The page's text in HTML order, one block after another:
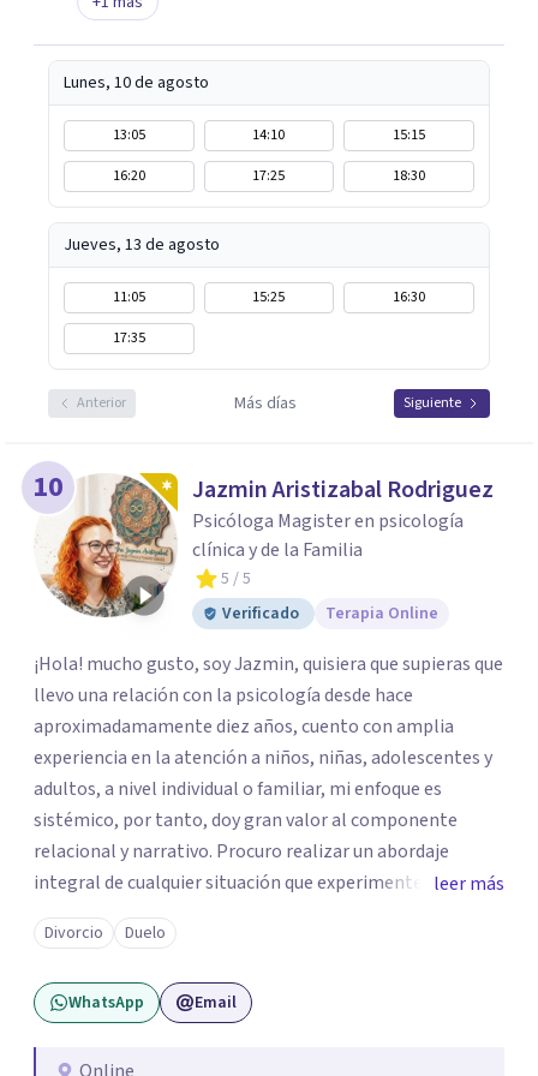
Lunes, 10 de agosto
13:05 14:10
15:15
16:20
17:25 18:30
Jueves, 13 de agosto
11:05 15:25
16:30
17:35
Anterior Más días Siguiente
10 Jazmin Aristizabal Rodriguez
Psicóloga Magister en psicología
clínica y de la Familia
5 / 5
Verificado
Terapia Online
¡Hola! mucho gusto, soy Jazmin, quisiera que supieras que
llevo una relación con la psicología desde hace
aproximadamamente diez años, cuento con amplia
experiencia en la atención a niños, niñas, adolescentes y
adultos, a nivel individual o familiar, mi enfoque es
sistémico, por tanto, doy gran valor al componente
relacional y narrativo. Procuro realizar un abordaje
integral de cualquier situación que experimenten mis
consultantes y así lograr una comprensión que favorezca
procesos de aprendizaje significativo y potencializar así
la movilización de recursos en pro de la solución y el
bienestar.
leer más
Divorcio Duelo
WhatsApp Email